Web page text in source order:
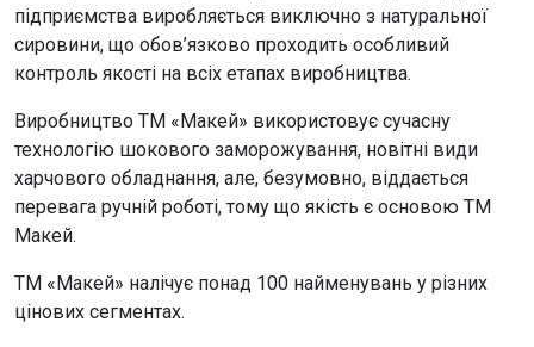
підприємства виробляється виключно з натуральної
сировини, що обов’язково проходить особливий
контроль якості на всіх етапах виробництва.
Виробництво ТМ «Макей» використовує сучасну
технологію шокового заморожування, новітні види
харчового обладнання, але, безумовно, віддається
перевага ручній роботі, тому що якість є основою ТМ
Макей.
ТМ «Макей» налічує понад 100 найменувань у різних
цінових сегментах.